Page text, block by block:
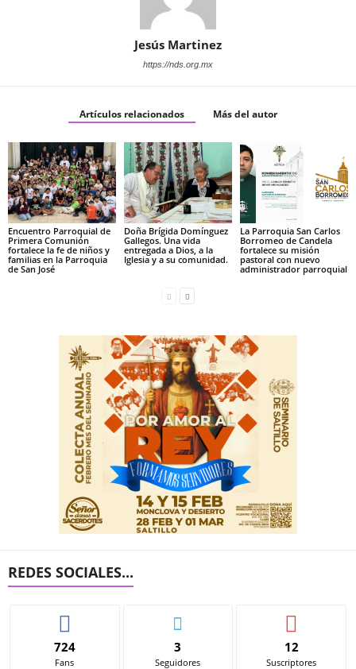
Jesús Martinez
https://nds.org.mx
Artículos relacionados Más del autor
Encuentro Parroquial de
Primera Comunión
fortalece la fe de niños y
familias en la Parroquia
de San José
Doña Brígida Domínguez
Gallegos. Una vida
entregada a Dios, a la
Iglesia y a su comunidad.
La Parroquia San Carlos
Borromeo de Candela
fortalece su misión
pastoral con nuevo
administrador parroquial
REDES SOCIALES...
724
Fans
3
Seguidores
12
Suscriptores